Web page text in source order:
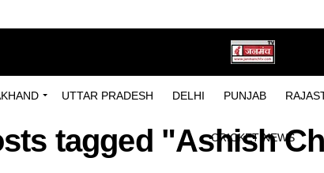
UTTAR PRADESH DELHI PUNJAB
CRICKET NEWS
tagged "Ashish